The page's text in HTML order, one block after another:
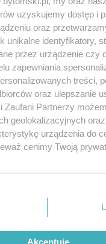
KIA
lokalnych
prywatności regulamin korzystania z
Skontakuj się
Kontakt
Wydawca
Pogoda
uzyskujemy dostęp i
oraz
unikalne identyfikatory,
przez urządzenie czy
zapewniania
treści,
oraz ulepszanie
Zaufani Partnerzy
geolokalizacyjnych
urządzenia do
cenimy Twoją
się w lewym dolnym
przetwarzania danych
ale masz prawo
Preferencje będą
Akceptuję